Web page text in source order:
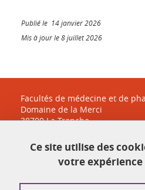
Publié le 14 janvier 2026
Mis à jour le 8 juillet 2026
Facultés de médecine et de
Domaine de la Merci
38700 La Tronche
sante-accueil@univ-grenoble-
04 38 38 83 30
Ce site utilise des
votre